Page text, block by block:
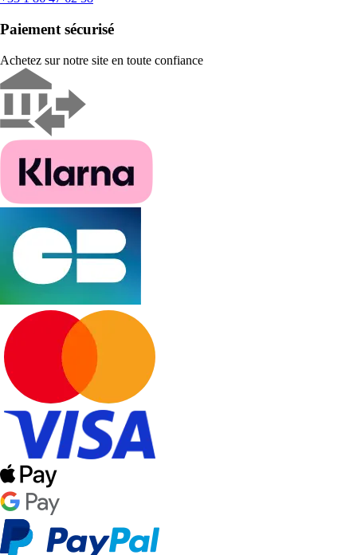
Paiement sécurisé
Achetez sur notre site en toute confiance